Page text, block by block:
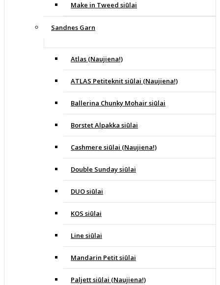
Make in Tweed siūlai
Sandnes Garn
Atlas (Naujiena!)
ATLAS Petiteknit siūlai (Naujiena!)
Ballerina Chunky Mohair siūlai
Borstet Alpakka siūlai
Cashmere siūlai (Naujiena!)
Double Sunday siūlai
DUO siūlai
KOS siūlai
Line siūlai
Mandarin Petit siūlai
Paljett siūlai (Naujiena!)